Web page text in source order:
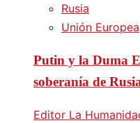
Rusia
Unión Europea
Putin y la Duma
soberanía de
Editor La